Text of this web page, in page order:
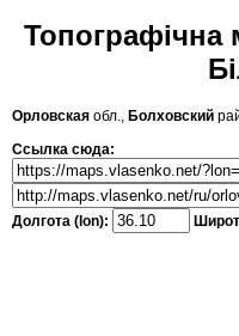
Топографічна
Орловская обл., Болховский
Ссылка сюда:
Долгота (lon):